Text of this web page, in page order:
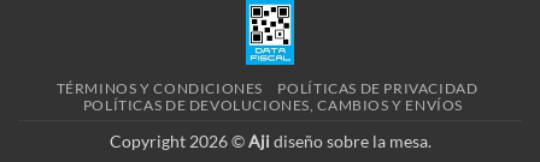
TÉRMINOS Y CONDICIONES
POLÍTICAS DE PRIVACIDAD
POLÍTICAS DE DEVOLUCIONES, CAMBIOS Y ENVÍOS
Copyright 2026 ©Ajidiseño sobre la mesa.